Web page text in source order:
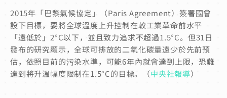
2015年「巴黎氣候協定」（Paris Agreement）簽署國曾
設下目標，要將全球溫度上升控制在較工業革命前水平
「遠低於」2°C以下，並且致力追求不超過1.5°C。但31日
發布的研究顯示，全球可排放的二氧化碳量遠少於先前預
估，依照目前的污染水準，可能6年內就會達到上限，恐難
達到將升溫幅度限制在1.5°C的目標。（中央社報導）